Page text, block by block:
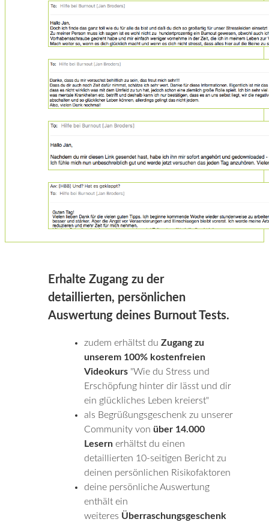
Erhalte Zugang zu der
detaillierten, persönlichen
Auswertung deines Burnout Tests.
zudem erhältst du Zugang zu
unserem 100% kostenfreien
Videokurs "Wie du Stress und
Erschöpfung hinter dir lässt und dir
ein glückliches Leben kreierst"
als Begrüßungsgeschenk zu unserer
Community von über 14.000
Lesern erhältst du einen
detaillierten 10-seitigen Bericht zu
deinen persönlichen Risikofaktoren
deine persönliche Auswertung
enthält ein
weiteres Überraschungsgeschenk